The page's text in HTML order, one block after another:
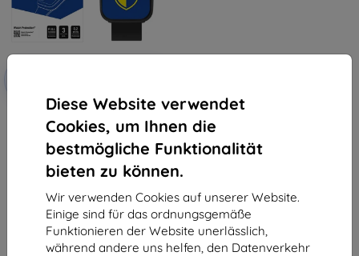
Diese Website verwendet
Cookies, um Ihnen die
bestmögliche Funktionalität
bieten zu können.
Wir verwenden Cookies auf unserer Website.
Einige sind für das ordnungsgemäße
Funktionieren der Website unerlässlich,
während andere uns helfen, den Datenverkehr
3MK Folia ARC Watch Vector
Smart VCTR-31-01BK Schutzfolie
Fullscreen Film
12,90 €
6,21 €
Letztes Stück auf Lager